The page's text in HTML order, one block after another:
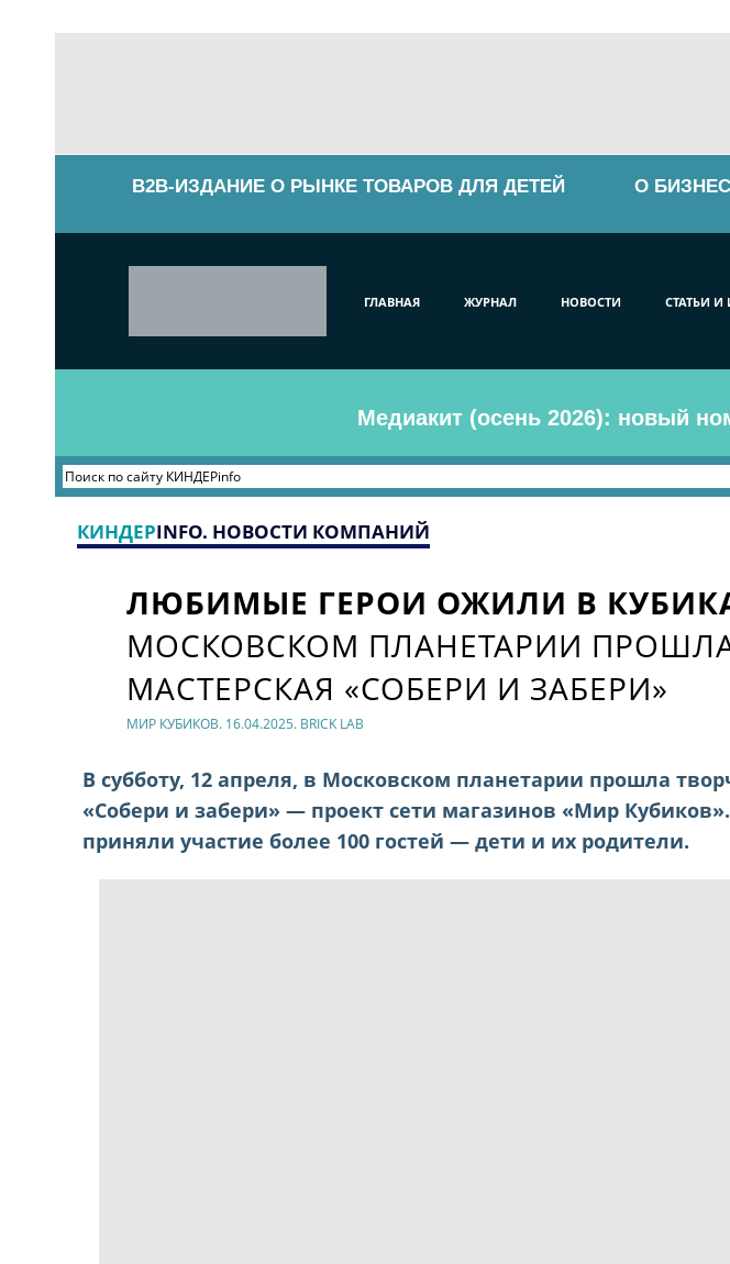
B2B-ИЗДАНИЕ О РЫНКЕ ТОВАРОВ ДЛЯ ДЕТЕЙ О
ГЛАВНАЯ ЖУРНАЛ НОВОСТИ СТАТЬИ И
Медиакит (осень 2026): новый
КИНДЕРINFO. НОВОСТИ КОМПАНИЙ
ЛЮБИМЫЕ ГЕРОИ ОЖИЛИ В
МОСКОВСКОМ ПЛАНЕТАРИИ
МАСТЕРСКАЯ «СОБЕРИ И ЗАБЕРИ»
МИР КУБИКОВ. 16.04.2025. BRICK LAB
В субботу, 12 апреля, в Московском планетарии прошла
«Собери и забери» — проект сети магазинов «Мир
приняли участие более 100 гостей — дети и их родители.